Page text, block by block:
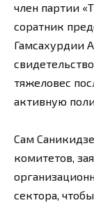
член партии
соратник
Гамсахурдии
тяжеловес
активную
Сам
комитетов,
сектора,